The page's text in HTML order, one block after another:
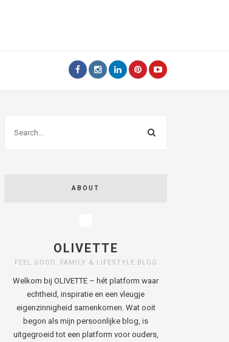
ABOUT
OLIVETTE
FEEL GOOD, FAMILY & LIFESTYLE BLOG
Welkom bij OLIVETTE – hét platform waar
echtheid, inspiratie en een vleugje
eigenzinnigheid samenkomen. Wat ooit
begon als mijn persoonlijke blog, is
uitgegroeid tot een platform voor ouders,